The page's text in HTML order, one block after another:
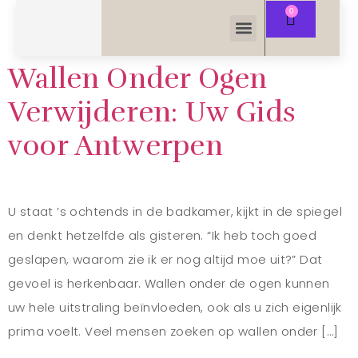
Wallen Onder Ogen
Verwijderen: Uw Gids
voor Antwerpen
U staat ’s ochtends in de badkamer, kijkt in de spiegel
en denkt hetzelfde als gisteren. “Ik heb toch goed
geslapen, waarom zie ik er nog altijd moe uit?” Dat
gevoel is herkenbaar. Wallen onder de ogen kunnen
uw hele uitstraling beïnvloeden, ook als u zich eigenlijk
prima voelt. Veel mensen zoeken op wallen onder […]